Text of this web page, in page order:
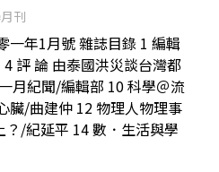
刊
一年1月號 雜誌目錄 1 編輯
評 論 由泰國洪災談台灣都
月紀聞/編輯部 10 科學＠流
/曲建仲 12 物理人物理事
/紀延平 14 數．生活與學